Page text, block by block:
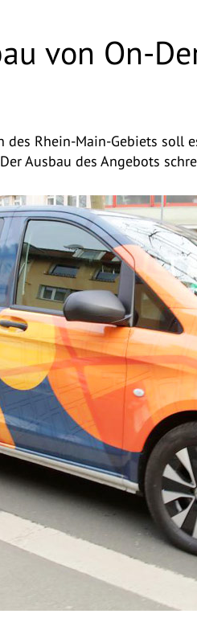
von On-
Rhein-Main-Gebiets soll
Ausbau des Angebots